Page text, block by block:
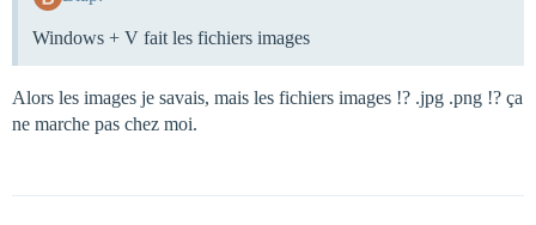
Windows + V fait les fichiers images
Alors les images je savais, mais les fichiers images !? .jpg .png !? ça
ne marche pas chez moi.